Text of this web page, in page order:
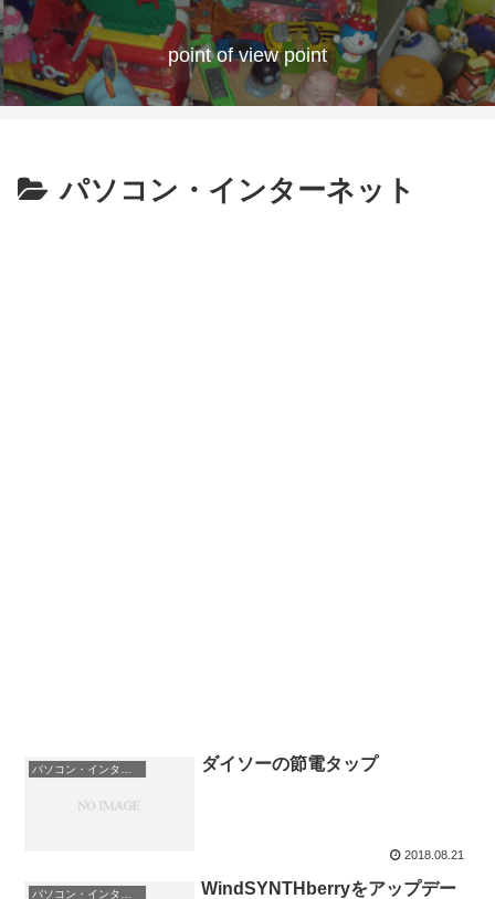
point of view point
パソコン・インターネット
ダイソーの節電タップ
2018.08.21
WindSYNTHberryをアップデー